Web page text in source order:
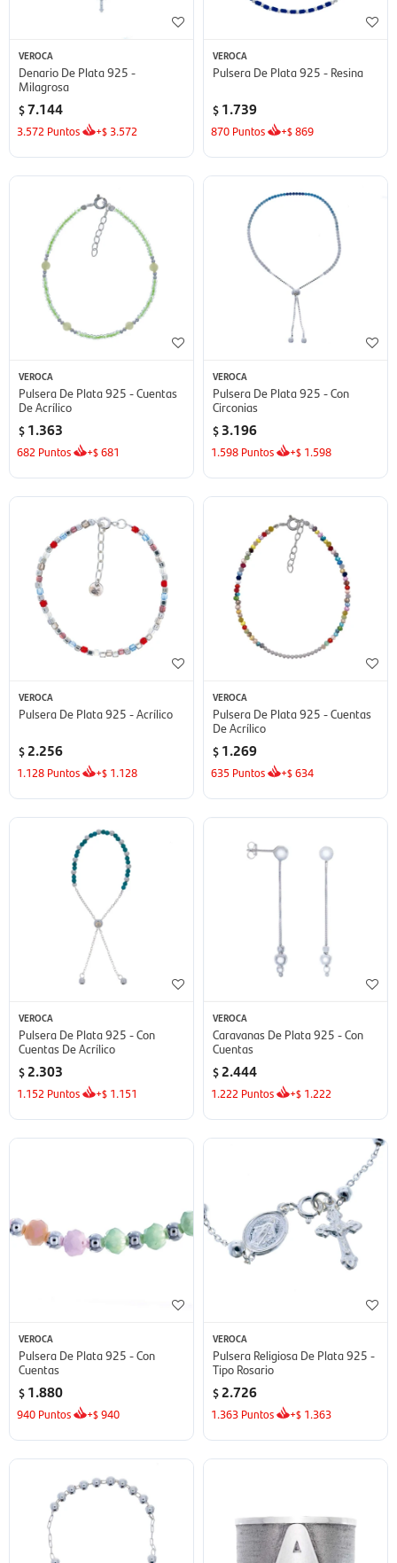
VEROCA
Denario De Plata 925 -
Milagrosa
$7.144
3.572 Puntos +$ 3.572
VEROCA
Pulsera De Plata 925 - Resina
$ 1.739
870 Puntos +$869
VEROCA
Pulsera De Plata 925 - Cuentas
De Acrílico
$ 1.363
682 Puntos +$681
VEROCA
Pulsera De Plata 925 - Con
Circonias
$ 3.196
1.598 Puntos +$ 1.598
VEROCA
Pulsera De Plata 925 - Acrílico
$ 2.256
1.128 Puntos +$ 1.128
VEROCA
Pulsera De Plata 925 - Cuentas
De Acrílico
$ 1.269
635 Puntos +$634
VEROCA
Pulsera De Plata 925 - Con
Cuentas De Acrílico
$ 2.303
1.152 Puntos +$ 1.151
VEROCA
Caravanas De Plata 925 - Con
Cuentas
$ 2.444
1.222 Puntos +$ 1.222
VEROCA
Pulsera De Plata 925 - Con
Cuentas
$ 1.880
940 Puntos +$940
VEROCA
Pulsera Religiosa De Plata 925 -
Tipo Rosario
$ 2.726
1.363 Puntos +$ 1.363